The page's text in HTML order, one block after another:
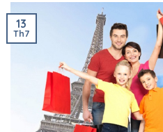
13
Th7